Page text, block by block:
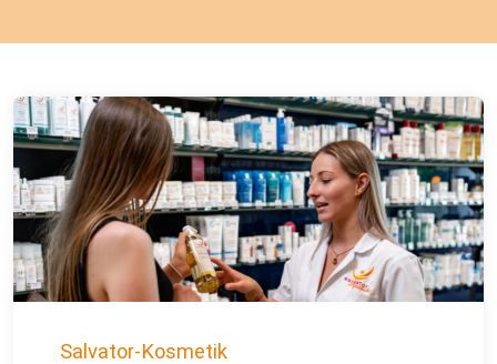
Salvator-Kosmetik